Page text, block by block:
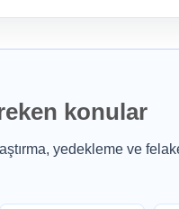
konular
yedekleme ve